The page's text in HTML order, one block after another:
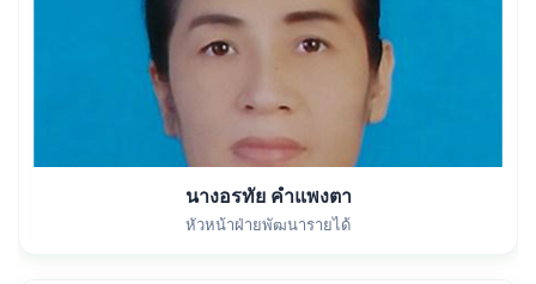
นางอรทัย คำแพงตา
หัวหน้าฝ่ายพัฒนารายได้